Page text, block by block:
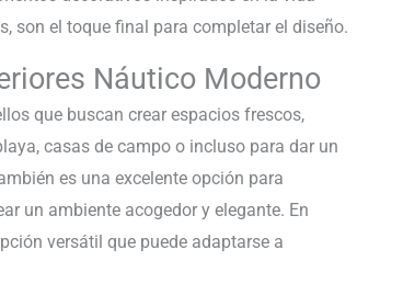
son el toque final para completar el diseño.
Náutico Moderno
que buscan crear espacios frescos,
casas de campo o incluso para dar un
es una excelente opción para
un ambiente acogedor y elegante. En
versátil que puede adaptarse a